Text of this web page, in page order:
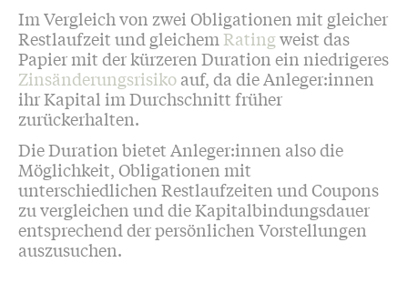
Im Vergleich von zwei Obligationen mit gleicher
Restlaufzeit und gleichemRatingweist das
Papier mit der kürzeren Duration ein niedrigeres
Zinsänderungsrisikoauf, da die Anleger:innen
ihr Kapital im Durchschnitt früher
zurückerhalten.
Die Duration bietet Anleger:innen also die
Möglichkeit, Obligationen mit
unterschiedlichen Restlaufzeiten und Coupons
zu vergleichen und die Kapitalbindungsdauer
entsprechend der persönlichen Vorstellungen
auszusuchen.